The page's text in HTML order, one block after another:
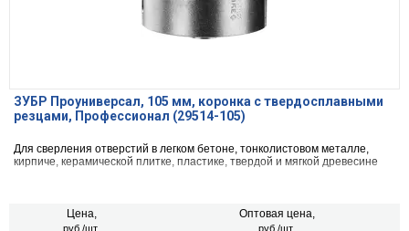
ЗУБР Проуниверсал, 105 мм, коронка с твердосплавными
резцами, Профессионал (29514-105)
Для сверления отверстий в легком бетоне, тонколистовом металле,
кирпиче, керамической плитке, пластике, твердой и мягкой древесине
Цена,
руб./шт.
Оптовая цена,
руб./шт.